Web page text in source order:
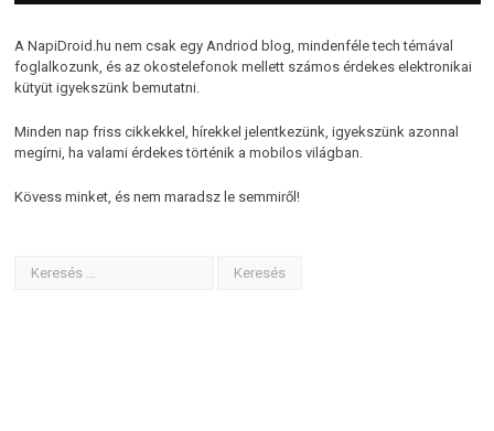
A NapiDroid.hu nem csak egy Andriod blog, mindenféle tech témával
foglalkozunk, és az okostelefonok mellett számos érdekes elektronikai
kütyüt igyekszünk bemutatni.
Minden nap friss cikkekkel, hírekkel jelentkezünk, igyekszünk azonnal
megírni, ha valami érdekes történik a mobilos világban.
Kövess minket, és nem maradsz le semmiről!